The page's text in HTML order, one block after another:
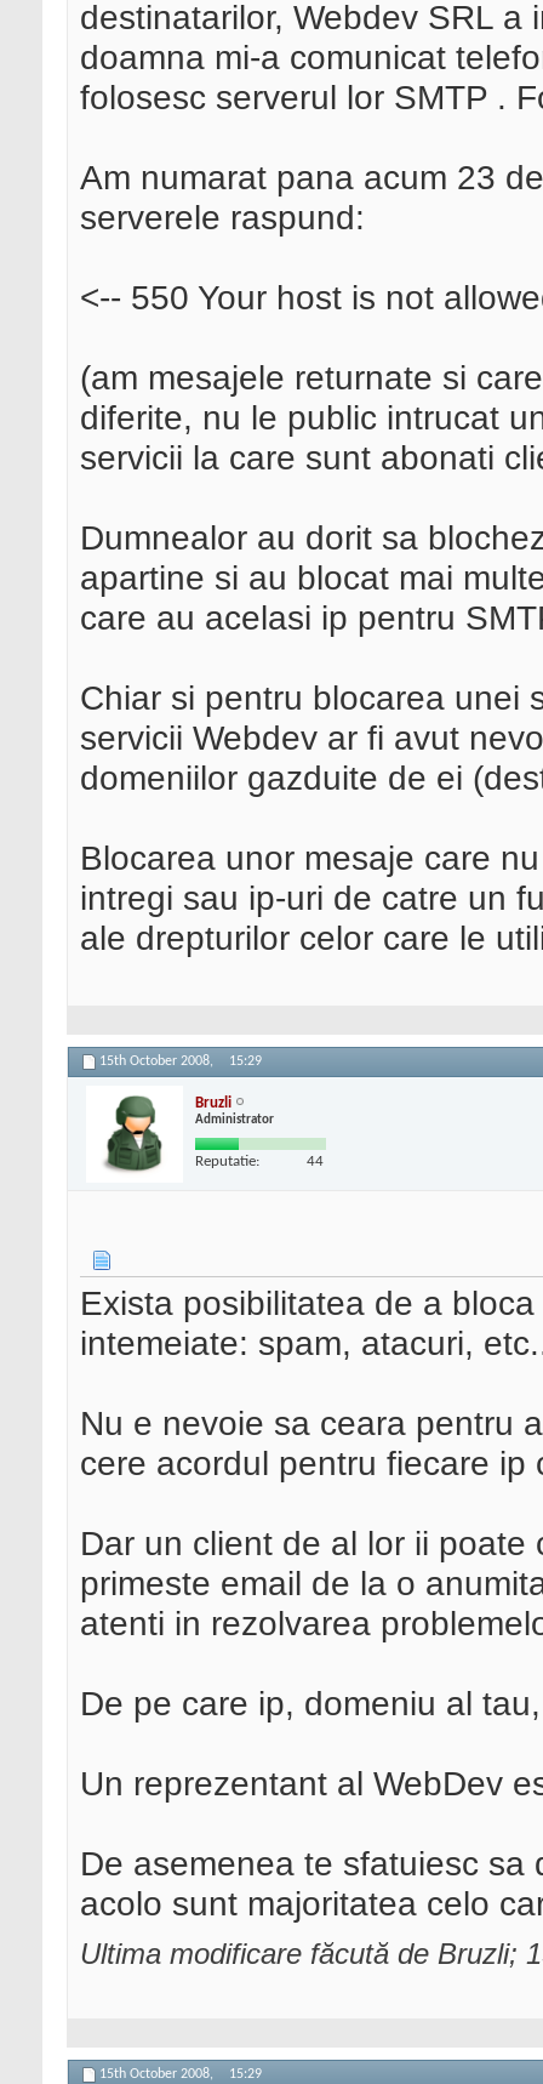
destinatarilor, Webdev SRL a
doamna mi-a comunicat
folosesc serverul lor SMTP .
Am numarat pana acum 23
serverele raspund:
<-- 550 Your host is not
(am mesajele returnate si
diferite, nu le public intrucat
servicii la care sunt abonati
Dumnealor au dorit sa
apartine si au blocat mai
care au acelasi ip pentru
Chiar si pentru blocarea unei
servicii Webdev ar fi avut
domeniilor gazduite de ei
Blocarea unor mesaje care
intregi sau ip-uri de catre un
ale drepturilor celor care le
15th October 2008, 15:29
Bruzli
Administrator
Reputatie: 44
Exista posibilitatea de a
intemeiate: spam, atacuri,
Nu e nevoie sa ceara pentru
cere acordul pentru fiecare
Dar un client de al lor ii
primeste email de la o
atenti in rezolvarea
De pe care ip, domeniu al
Un reprezentant al WebDev
De asemenea te sfatuiesc
acolo sunt majoritatea celo
Ultima modificare făcută de Bruzli;
15th October 2008, 15:29